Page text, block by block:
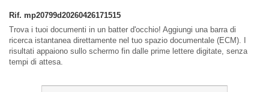
Rif. mp20799d20260426171515
Trova i tuoi documenti in un batter d'occhio! Aggiungi una barra di
ricerca istantanea direttamente nel tuo spazio documentale (ECM). I
risultati appaiono sullo schermo fin dalle prime lettere digitate, senza
tempi di attesa.